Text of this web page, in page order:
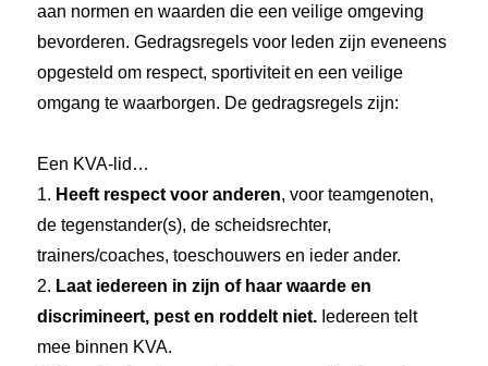
aan normen en waarden die een veilige omgeving
bevorderen. Gedragsregels voor leden zijn eveneens
opgesteld om respect, sportiviteit en een veilige
omgang te waarborgen. De gedragsregels zijn:
Een KVA-lid…
1. Heeft respect voor anderen, voor teamgenoten,
de tegenstander(s), de scheidsrechter,
trainers/coaches, toeschouwers en ieder ander.
2. Laat iedereen in zijn of haar waarde en
discrimineert, pest en roddelt niet. Iedereen telt
mee binnen KVA.